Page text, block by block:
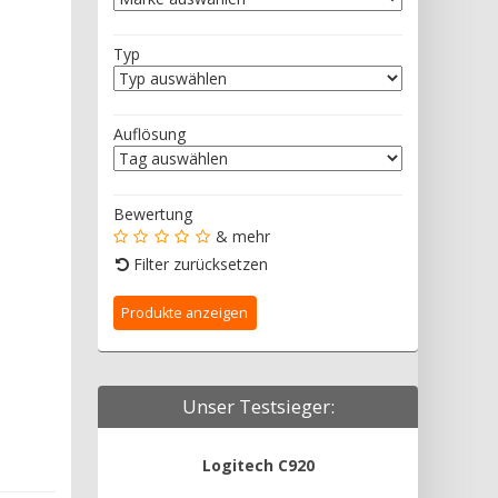
Typ
Auflösung
Bewertung
& mehr
Filter zurücksetzen
Unser Testsieger:
Logitech C920